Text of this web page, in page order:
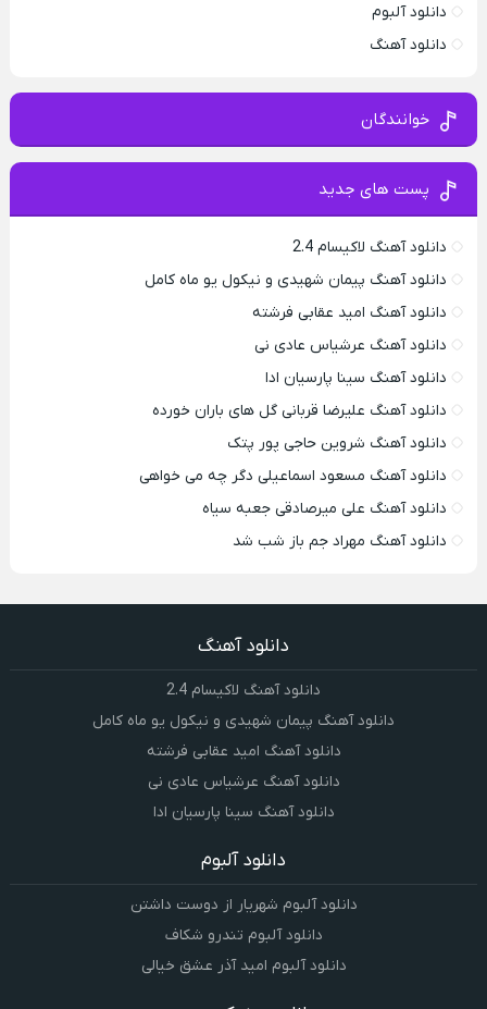
دانلود آلبوم
دانلود آهنگ
خوانندگان
پست های جدید
دانلود آهنگ لاکیسام 2.4
دانلود آهنگ پیمان شهیدی و نیکول یو ماه کامل
دانلود آهنگ امید عقابی فرشته
دانلود آهنگ عرشیاس عادی نی
دانلود آهنگ سینا پارسیان ادا
دانلود آهنگ علیرضا قربانی گل های باران خورده
دانلود آهنگ شروین حاجی پور پتک
دانلود آهنگ مسعود اسماعیلی دگر چه می خواهی
دانلود آهنگ علی میرصادقی جعبه سیاه
دانلود آهنگ مهراد جم باز شب شد
دانلود آهنگ
دانلود آهنگ لاکیسام 2.4
دانلود آهنگ پیمان شهیدی و نیکول یو ماه کامل
دانلود آهنگ امید عقابی فرشته
دانلود آهنگ عرشیاس عادی نی
دانلود آهنگ سینا پارسیان ادا
دانلود آلبوم
دانلود آلبوم شهریار از دوست داشتن
دانلود آلبوم تندرو شکاف
دانلود آلبوم امید آذر عشق خیالی